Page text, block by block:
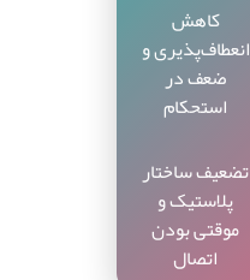
کاهش
انعطاف‌پذیری و
ضعف در
استحکام
تضعیف ساختار
پلاستیک و
موقتی بودن
اتصال